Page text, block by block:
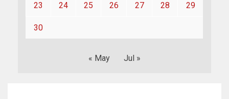
23 24 25 26 27 28 29
30
« May Jul »